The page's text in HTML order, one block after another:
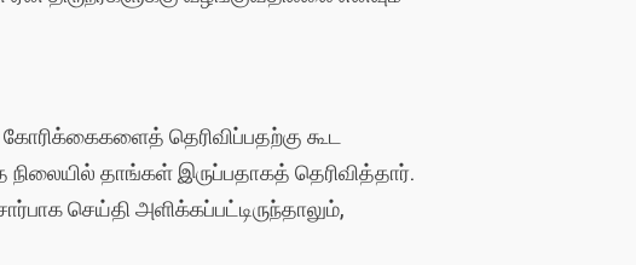
தெரிவிப்பதற்கு கூட
தாங்கள் இருப்பதாகத் தெரிவித்தார்.
செய்தி அளிக்கப்பட்டிருந்தாலும்,